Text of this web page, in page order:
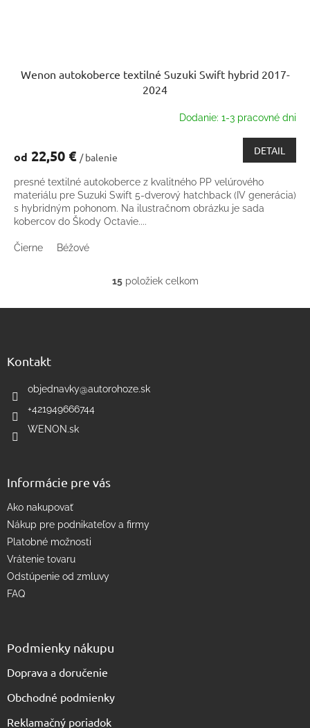
Wenon autokoberce textilné Suzuki Swift hybrid 2017-
2024
Dodanie: 1-3 pracovné dni
od 22,50 € / balenie
DETAIL
presné textilné autokoberce z kvalitného PP velúrového
materiálu pre Suzuki Swift 5-dverový hatchback (IV generácia)
s hybridným pohonom. Na ilustračnom obrázku je sada
kobercov do Škody Octavie....
Čierne Béžové
O
15položiek celkom
Kontakt
objednavky@autorohoze.sk
+421949666744
WENON.sk
Informácie pre vás
Ako nakupovať
Nákup pre podnikateľov a firmy
Platobné možnosti
Vrátenie tovaru
Odstúpenie od zmluvy
FAQ
Podmienky nákupu
Doprava a doručenie
Obchodné podmienky
Reklamačný poriadok